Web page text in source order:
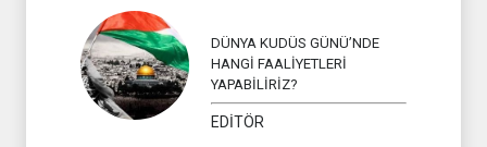
DÜNYA KUDÜS GÜNÜ’NDE
HANGİ FAALİYETLERİ
YAPABİLİRİZ?
EDİTÖR